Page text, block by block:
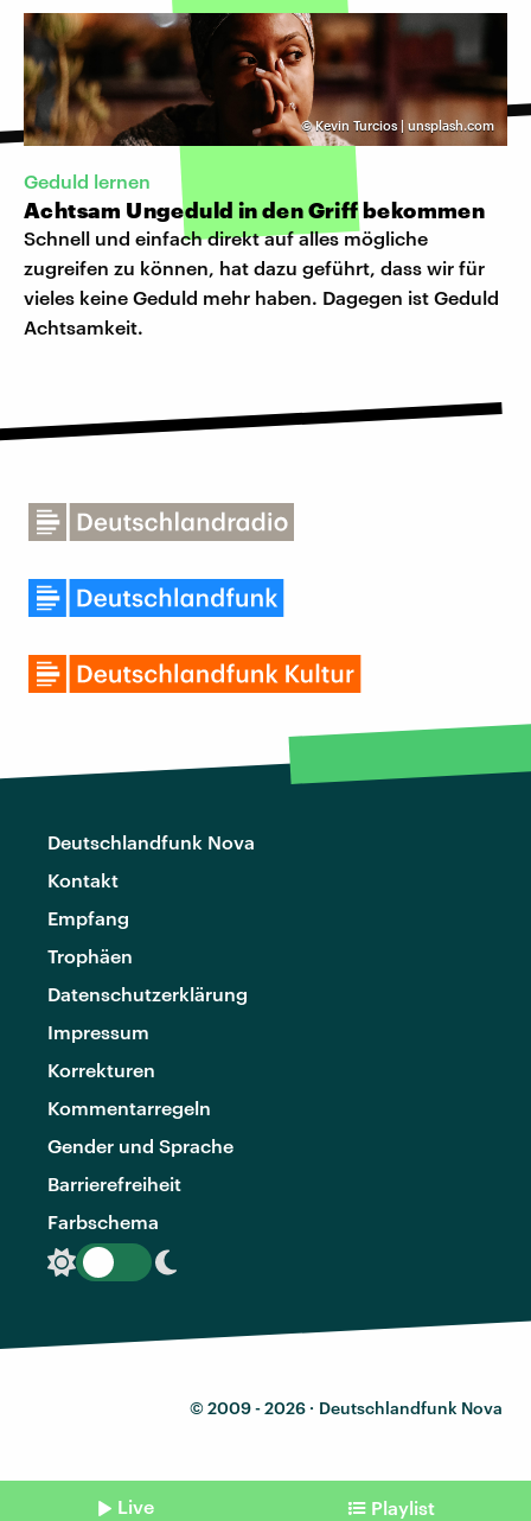
©Kevin Turcios | unsplash.com
Geduld lernen
Achtsam Ungeduld in den Griff bekommen
Schnell und einfach direkt auf alles mögliche
zugreifen zu können, hat dazu geführt, dass wir für
vieles keine Geduld mehr haben. Dagegen ist Geduld
Achtsamkeit.
Deutschlandfunk Nova
Kontakt
Empfang
Trophäen
Datenschutzerklärung
Impressum
Korrekturen
Kommentarregeln
Gender und Sprache
Barrierefreiheit
Farbschema
© 2009 - 2026 · Deutschlandfunk Nova
Live Playlist